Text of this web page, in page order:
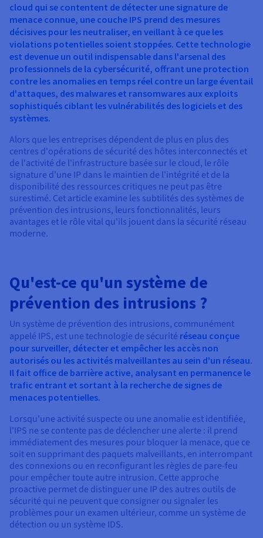
Tarifs
Disponibilités par régions
Documentation
Roadmap & Changelog
Roadmap & Changelog
Roadmap & Changelog
cloud qui se contentent de détecter une signature de
menace connue, une couche IPS prend des mesures
décisives pour les neutraliser, en veillant à ce que les
violations potentielles soient stoppées. Cette technologie
est devenue un outil indispensable dans l'arsenal des
professionnels de la cybersécurité, offrant une protection
contre les anomalies en temps réel contre un large éventail
d'attaques, des malwares et ransomwares aux exploits
sophistiqués ciblant les vulnérabilités des logiciels et des
systèmes.
Alors que les entreprises dépendent de plus en plus des
centres d'opérations de sécurité des hôtes interconnectés et
de l'activité de l'infrastructure basée sur le cloud, le rôle
signature d'une IP dans le maintien de l'intégrité et de la
disponibilité des ressources critiques ne peut pas être
surestimé. Cet article examine les subtilités des systèmes de
prévention des intrusions, leurs fonctionnalités, leurs
avantages et le rôle vital qu'ils jouent dans la sécurité réseau
moderne.
Qu'est-ce qu'un système de
prévention des intrusions ?
Un système de prévention des intrusions, communément
appelé IPS, est une technologie de sécurité réseau conçue
pour surveiller, détecter et empêcher les accès non
autorisés ou les activités malveillantes au sein d'un réseau.
Il fait office de barrière active, analysant en permanence le
trafic entrant et sortant à la recherche de signes de
menaces potentielles.
Lorsqu'une activité suspecte ou une anomalie est identifiée,
l'IPS ne se contente pas de déclencher une alerte : il prend
immédiatement des mesures pour bloquer la menace, que ce
soit en supprimant des paquets malveillants, en interrompant
des connexions ou en reconfigurant les règles de pare-feu
pour empêcher toute autre intrusion. Cette approche
proactive permet de distinguer une IP des autres outils de
sécurité qui ne peuvent que consigner ou signaler les
problèmes pour un examen ultérieur, comme un système de
détection ou un système IDS.